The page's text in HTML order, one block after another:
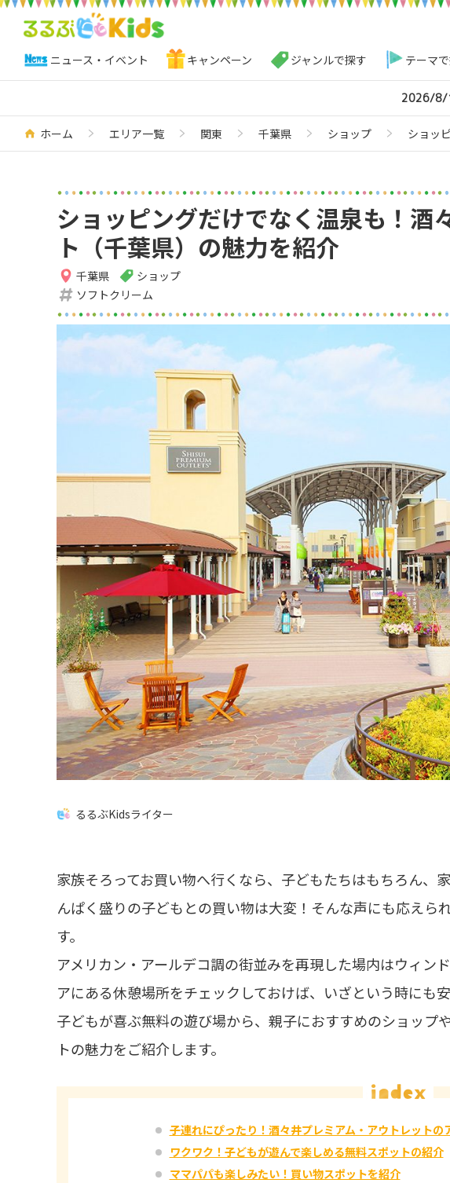
ニュース・イベント キャンペーン ジャンルで探す テーマ
2026/8/
ホーム エリア一覧 関東 千葉県 ショップ ショッ
ショッピングだけでなく温泉も！酒
ト（千葉県）の魅力を紹介
千葉県 ショップ
ソフトクリーム
るるぶKidsライター
家族そろってお買い物へ行くなら、子どもたちはもちろん、
んぱく盛りの子どもとの買い物は大変！そんな声にも応えら
す。
アメリカン・アールデコ調の街並みを再現した場内はウィン
アにある休憩場所をチェックしておけば、いざという時にも安
子どもが喜ぶ無料の遊び場から、親子におすすめのショップ
トの魅力をご紹介します。
子連れにぴったり！酒々井プレミアム・アウトレットの
ワクワク！子どもが遊んで楽しめる無料スポットの紹介
ママパパも楽しみたい！買い物スポットを紹介